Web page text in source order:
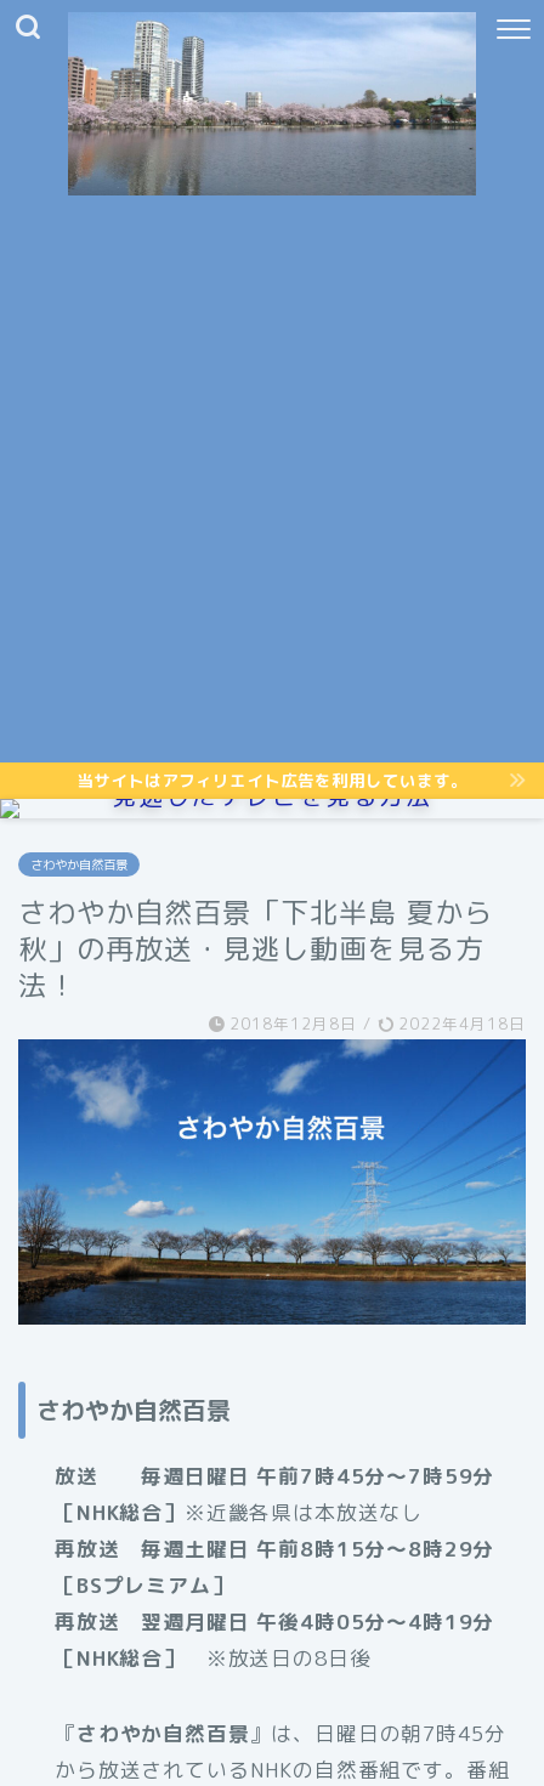
当サイトはアフィリエイト広告を利用しています。
見逃したテレビを見る方法
さわやか自然百景
さわやか自然百景「下北半島 夏から
秋」の再放送・見逃し動画を見る方
法！
2018年12月8日 / 2022年4月18日
さわやか自然百景
放送 毎週日曜日 午前7時45分～7時59分
［NHK総合］ ※近畿各県は本放送なし
再放送 毎週土曜日 午前8時15分～8時29分
［BSプレミアム］
再放送 翌週月曜日 午後4時05分～4時19分
［NHK総合］
※放送日の8日後
『さわやか自然百景』は、日曜日の朝7時45分
から放送されているNHKの自然番組です。番組